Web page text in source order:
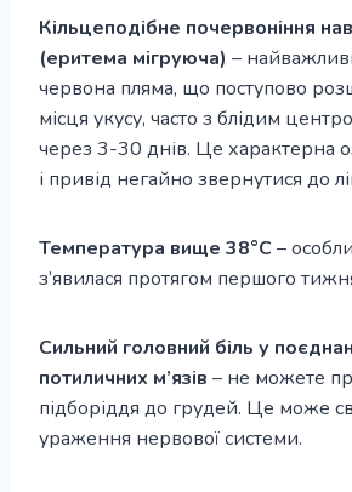
Кільцеподібне почервоніння
(еритема мігруюча) –
червона пляма, що поступово
місця укусу, часто з блідим
через 3-30 днів. Це характерна
і привід негайно звернутися до
Температура вище 38°C–
з’явилася протягом першого
Сильний головний біль у
потиличних м’язів – не можете
підборіддя до грудей. Це може
ураження нервової системи.